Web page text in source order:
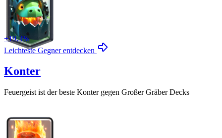
+19.3%
Leichteste Gegner entdecken
Konter
Feuergeist ist der beste Konter gegen Großer GräberDecks